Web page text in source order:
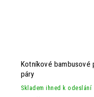
Kotníkové
páry
Skladem ihned k odeslání